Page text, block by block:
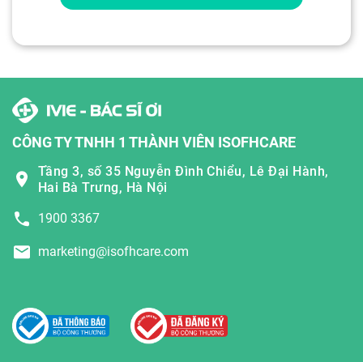
CÔNG TY TNHH 1 THÀNH VIÊN ISOFHCARE
Tầng 3, số 35 Nguyễn Đình Chiểu, Lê Đại Hành,
Hai Bà Trưng, Hà Nội
1900 3367
marketing@isofhcare.com